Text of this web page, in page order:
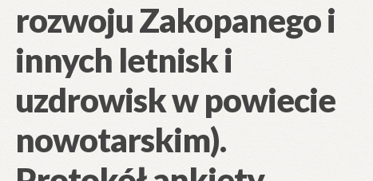
rozwoju Zakopanego i
innych letnisk i
uzdrowisk w powiecie
nowotarskim).